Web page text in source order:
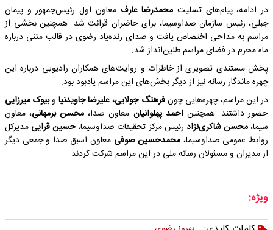
در ادامه، پیام‌های تسلیت محمدرضا عارف معاون اول رئیس‌جمهور و پیمان
جبلی، رئیس سازمان صداوسیما، برای حاضران قرائت شد. همچنین بخشی از
مراسم به مداحی اختصاص یافت و صدای زنده‌یاد رضوی در قالب متنی درباره
ماه محرم در فضای مراسم طنین‌انداز شد.
پخش مستندی تصویری از خاطرات و روایت‌های همکاران رادیویی درباره این
چهره ماندگار رسانه نیز از دیگر بخش‌های این مراسم یادبود بود.
در این مراسم، چهره‌هایی چونفرهنگ جولایی، علیرضا جاویدنیا وبیوک میرزایی
حضور داشتند. همچنیناحمد پهلوانیان معاون صدا، محسن برمهانی، معاون
سیما،محسن شاکری‌نژاد رئیس مرکز تحقیقات صداوسیما،حسین قرایی مدیرکل
روابط عمومی صداوسیما، محمدحسین صوفی معاون اسبق صدا و جمعی دیگر
از مدیران و مسئولان رسانه ملی در این مراسم شرکت کردند.
ویژه: